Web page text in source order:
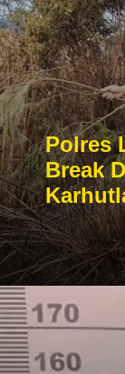
Polres
Break